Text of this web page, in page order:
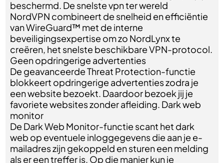
beschermd. De snelste vpn ter wereld
NordVPN combineert de snelheid en efficiëntie
van WireGuard™ met de interne
beveiligingsexpertise om zo NordLynx te
creëren, het snelste beschikbare VPN-protocol.
Geen opdringerige advertenties
De geavanceerde Threat Protection-functie
blokkeert opdringerige advertenties zodra je
een website bezoekt. Daardoor bezoek jij je
favoriete websites zonder afleiding. Dark web
monitor
De Dark Web Monitor-functie scant het dark
web op eventuele inloggegevens die aan je e-
mailadres zijn gekoppeld en sturen een melding
als er een treffer is. Op die manier kun je